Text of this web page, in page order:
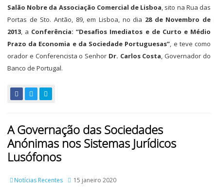
Salão Nobre da Associação Comercial de Lisboa, sito na Rua das
Portas de Sto. Antão, 89, em Lisboa, no dia 28 de Novembro de
2013, a Conferência: “Desafios Imediatos e de Curto e Médio
Prazo da Economia e da Sociedade Portuguesas”, e teve como
orador e Conferencista o Senhor Dr. Carlos Costa, Governador do
Banco de Portugal.
A Governação das Sociedades
Anónimas nos Sistemas Jurídicos
Lusófonos
Notícias Recentes 15 janeiro 2020